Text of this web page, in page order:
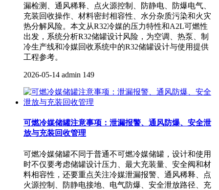
漏检测、通风稀释、点火源控制、防静电、防爆电气、
充装回收操作、材料密封相容性、水分杂质污染和火灾
热分解风险。本文从R32冷媒的压力特性和A2L可燃性
出发，系统分析R32储罐设计风险，为空调、热泵、制
冷生产线和冷媒回收系统中的R32储罐设计与使用提供
工程参考。
2026-05-14 admin 149
可燃冷媒储罐注意事项：泄漏报警、通风防爆、安全泄
放与充装回收管理
可燃冷媒储罐不同于普通不可燃冷媒储罐，设计和使用
时不仅要考虑储罐设计压力、最大充装量、安全阀和材
料相容性，还要重点关注冷媒泄漏报警、通风稀释、点
火源控制、防静电接地、电气防爆、安全泄放路径、充